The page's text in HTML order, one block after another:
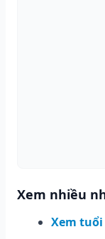
Xem nhiều
Xem tuổi